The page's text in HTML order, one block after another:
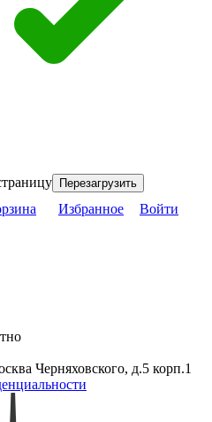
Перезагрузить
Избранное Войти
Черняховского, д.5 корп.1